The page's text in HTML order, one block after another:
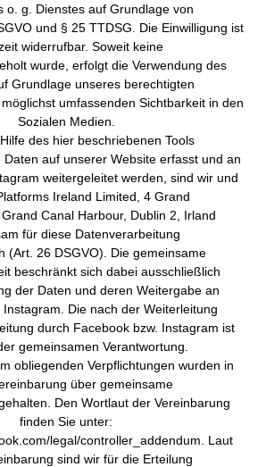
o. g. Dienstes auf Grundlage von
und § 25 TTDSG. Die Einwilligung ist
widerrufbar. Soweit keine
wurde, erfolgt die Verwendung des
Grundlage unseres berechtigten
umfassenden Sichtbarkeit in den
Sozialen Medien.
des hier beschriebenen Tools
auf unserer Website erfasst und an
weitergeleitet werden, sind wir und
Ireland Limited, 4 Grand
Canal Harbour, Dublin 2, Irland
für diese Datenverarbeitung
(Art. 26 DSGVO). Die gemeinsame
beschränkt sich dabei ausschließlich
der Daten und deren Weitergabe an
Instagram. Die nach der Weiterleitung
durch Facebook bzw. Instagram ist
gemeinsamen Verantwortung.
obliegenden Verpflichtungen wurden in
über gemeinsame
Den Wortlaut der Vereinbarung
finden Sie unter:
legal/controller_addendum. Laut
sind wir für die Erteilung